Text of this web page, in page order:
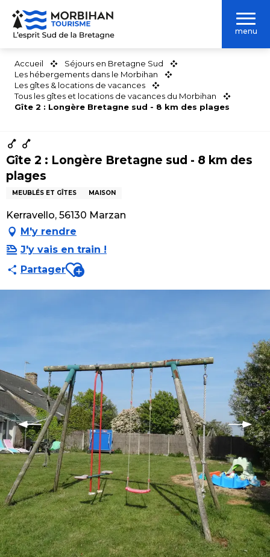
Aller
contenu
menu
Accueil
Séjours en Bretagne Sud
Les hébergements dans le Morbihan
Les gîtes & locations de vacances
Tous les gîtes et locations de vacances du Morbihan
Gîte 2 : Longère Bretagne sud - 8 km des plages
Gîte 2 : Longère Bretagne sud - 8 km des
plages
MEUBLÉS ET GÎTES MAISON
Kerravello, 56130 Marzan
M'y rendre
J'y vais en train !
PartagerAjouter aux favoris